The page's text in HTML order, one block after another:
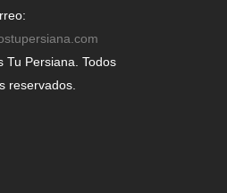
Persiana. Todos
reservados.